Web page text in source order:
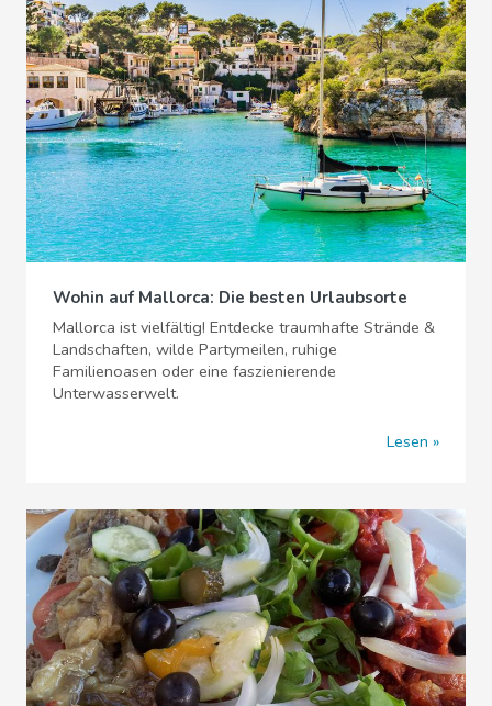
Wohin auf Mallorca: Die besten Urlaubsorte
Mallorca ist vielfältig! Entdecke traumhafte Strände &
Landschaften, wilde Partymeilen, ruhige
Familienoasen oder eine faszienierende
Unterwasserwelt.
Lesen